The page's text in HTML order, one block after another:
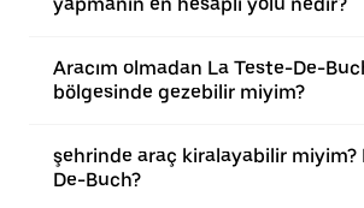
Aracım olmadan La Teste-De-
bölgesinde gezebilir miyim?
şehrinde araç kiralayabilir miyim?
De-Buch?